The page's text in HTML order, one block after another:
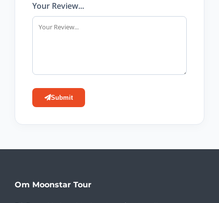
Your Review...
Submit
Om Moonstar Tour